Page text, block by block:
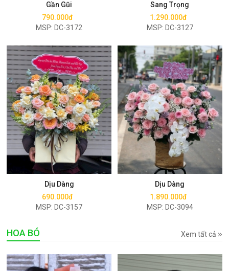
Gần Gũi
790.000đ
MSP: DC-3172
Sang Trọng
1.290.000đ
MSP: DC-3127
Dịu Dàng
690.000đ
MSP: DC-3157
Mua ngay
Dịu Dàng
1.890.000đ
MSP: DC-3094
Mua ngay
HOA BÓ Xem tất cả